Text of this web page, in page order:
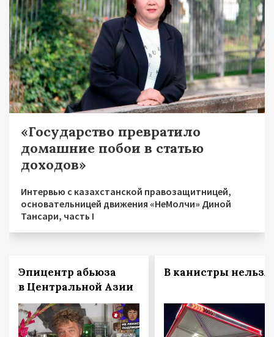
«Государство превратило
домашние побои в статью
доходов»
Интервью с казахстанской правозащитницей,
основательницей движения «НеМолчи» Диной
Тансари, часть I
Эпицентр абьюза
в Центральной Азии
В канистры нельзя!